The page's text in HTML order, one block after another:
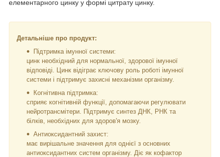
елементарного цинку у формі цитрату цинку.
Детальніше про продукт:
Підтримка імунної системи:
цинк необхідний для нормальної, здорової імунної
відповіді. Цинк відіграє ключову роль роботі імунної
системи і підтримує захисні механізми організму.
Когнітивна підтримка:
сприяє когнітивній функції, допомагаючи регулювати
нейротрансмітери. Підтримує синтез ДНК, РНК та
білків, необхідних для здоров'я мозку.
Антиоксидантний захист:
має вирішальне значення для однієї з основних
антиоксидантних систем організму. Діє як кофактор